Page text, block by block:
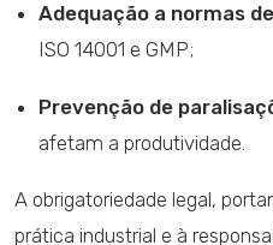
Adequação a normas
ISO 14001 e GMP;
Prevenção de
afetam a produtividade.
A obrigatoriedade legal,
prática industrial e à